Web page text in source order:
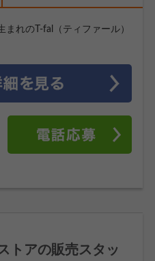
まれのT-fal（ティファール）
トアの販売スタッ